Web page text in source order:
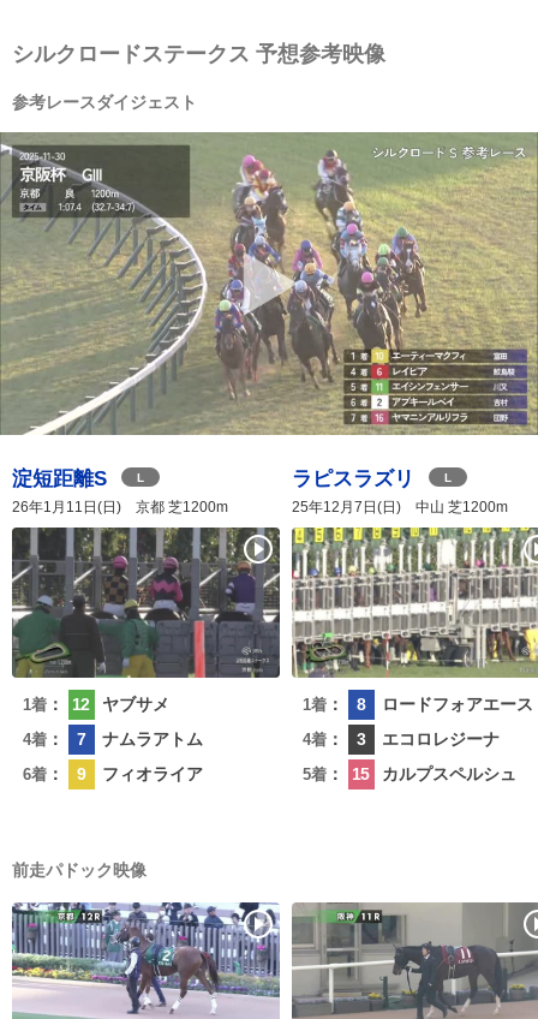
シルクロードステークス 予想参考映像
参考レースダイジェスト
淀短距離S L
26年1月11日(日) 京都 芝1200m
1着： 12 ヤブサメ
4着： 7 ナムラアトム
6着： 9 フィオライア
ラピスラズリ L
25年12月7日(日) 中山 芝1200m
1着： 8 ロードフォアエース
4着： 3 エコロレジーナ
5着： 15 カルプスペルシュ
前走パドック映像